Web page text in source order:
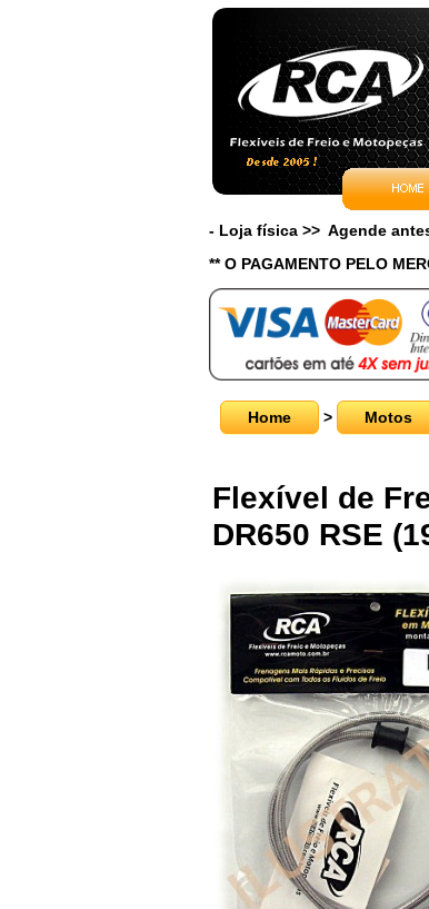
- Loja física >> Agende
** O PAGAMENTO PELO
Home > Motos
Flexível de
DR650 RSE